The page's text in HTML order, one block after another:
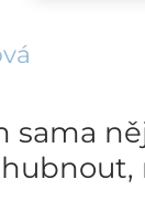
sama